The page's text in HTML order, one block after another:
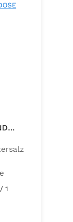
eine
1